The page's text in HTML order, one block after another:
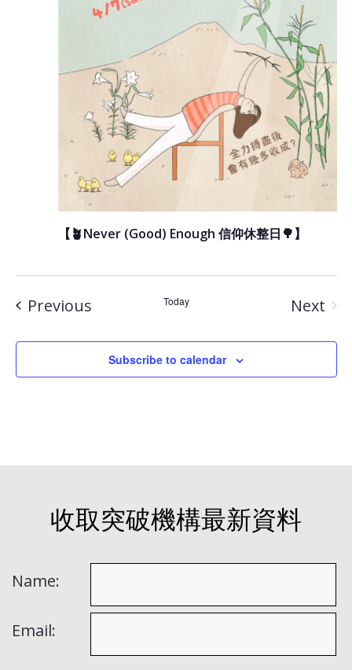
【🪴Never (Good) Enough 信仰休整日🌳】
PreviousEvents Today
Next
Subscribe to calendar
收取突破機構最新資料
Name:
Email: